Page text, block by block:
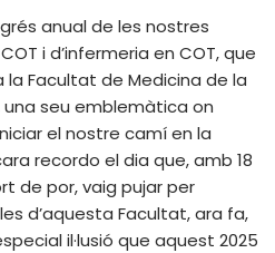
anual de les nostres
i d’infermeria en COT, que
Facultat de Medicina de la
seu emblemàtica on
el nostre camí en la
recordo el dia que, amb 18
de por, vaig pujar per
d’aquesta Facultat, ara fa,
il·lusió que aquest 2025